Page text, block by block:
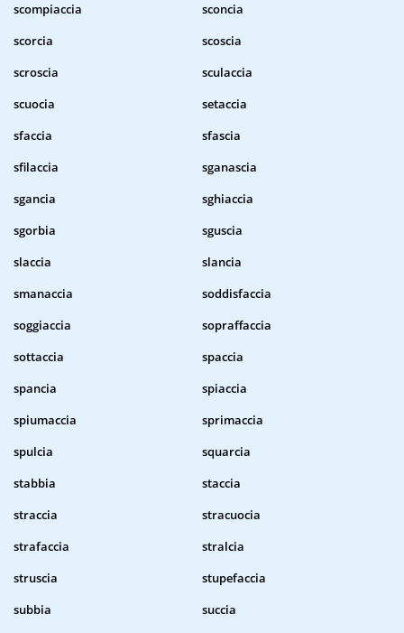
scompiaccia
sconcia
scorcia
scoscia
scroscia
sculaccia
scuocia
setaccia
sfaccia
sfascia
sfilaccia
sganascia
sgancia
sghiaccia
sgorbia
sguscia
slaccia
slancia
smanaccia
soddisfaccia
soggiaccia
sopraffaccia
sottaccia
spaccia
spancia
spiaccia
spiumaccia
sprimaccia
spulcia
squarcia
stabbia
staccia
straccia
stracuocia
strafaccia
stralcia
struscia
stupefaccia
subbia
succia